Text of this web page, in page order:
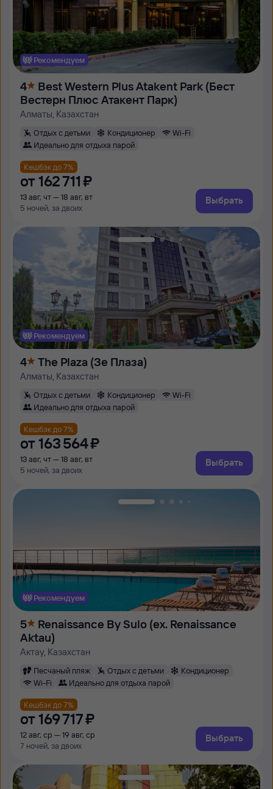
Рекомендуем
4
Best Western Plus Atakent Park (Бест
Вестерн Плюс Атакент Парк)
Алматы, Казахстан
Отдых с детьми Кондиционер
Wi-Fi
Идеально для отдыха парой
Кешбэк до 7%
от 162 ⁠711 ⁠₽
13 авг, чт — 18 авг, вт
5 ночей, за двоих
Выбрать
Рекомендуем
4 The Plaza (Зе Плаза)
Алматы, Казахстан
Отдых с детьми Кондиционер
Wi-Fi
Идеально для отдыха парой
Кешбэк до 7%
от 163 ⁠564 ⁠₽
13 авг, чт — 18 авг, вт
5 ночей, за двоих
Выбрать
Рекомендуем
5
Renaissance By Sulo (ex. Renaissance
Aktau)
Актау, Казахстан
Песчаный пляж Отдых с детьми
Кондиционер
Wi-Fi
Идеально для отдыха парой
Кешбэк до 7%
от 169 ⁠717 ⁠₽
12 авг, ср — 19 авг, ср
7 ночей, за двоих
Выбрать